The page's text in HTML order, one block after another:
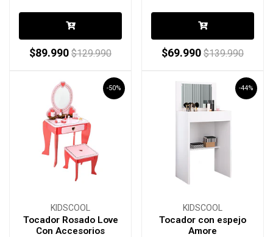
$89.990 $129.990 $69.990 $139.990
-50%
KIDSCOOL
Tocador Rosado Love
Con Accesorios
-44%
KIDSCOOL
Tocador con espejo
Amore